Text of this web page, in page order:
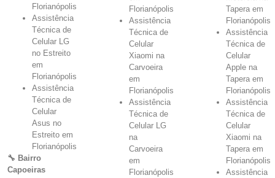
Florianópolis
Assistência
Técnica de
Celular LG
no Estreito
em
Florianópolis
Assistência
Técnica de
Celular
Asus no
Estreito em
Florianópolis
🔧 Bairro
Capoeiras
Florianópolis
Assistência
Técnica de
Celular
Xiaomi na
Carvoeira
em
Florianópolis
Assistência
Técnica de
Celular LG
na
Carvoeira
em
Florianópolis
Tapera em
Florianópolis
Assistência
Técnica de
Celular
Apple na
Tapera em
Florianópolis
Assistência
Técnica de
Celular
Xiaomi na
Tapera em
Florianópolis
Assistência